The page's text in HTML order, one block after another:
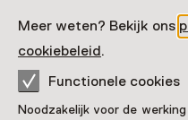
Meer weten? Bekijk ons
cookiebeleid.
Functionele cookies
Noodzakelijk voor de